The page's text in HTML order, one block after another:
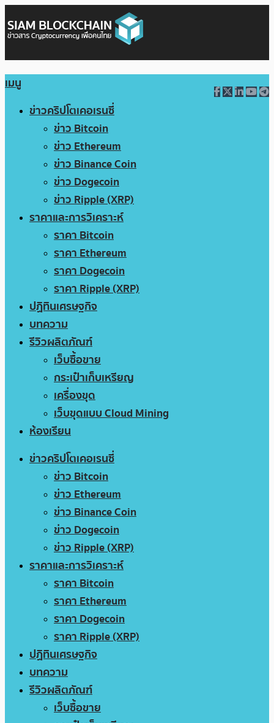
เมนู
ข่าวคริปโตเคอเรนซี่
ข่าว Bitcoin
ข่าว Ethereum
ข่าว Binance Coin
ข่าว Dogecoin
ข่าว Ripple (XRP)
ราคาและการวิเคราะห์
ราคา Bitcoin
ราคา Ethereum
ราคา Dogecoin
ราคา Ripple (XRP)
ปฏิทินเศรษฐกิจ
บทความ
รีวิวผลิตภัณฑ์
เว็บซื้อขาย
กระเป๋าเก็บเหรียญ
เครื่องขุด
เว็บขุดแบบ Cloud Mining
ห้องเรียน
ข่าวคริปโตเคอเรนซี่
ข่าว Bitcoin
ข่าว Ethereum
ข่าว Binance Coin
ข่าว Dogecoin
ข่าว Ripple (XRP)
ราคาและการวิเคราะห์
ราคา Bitcoin
ราคา Ethereum
ราคา Dogecoin
ราคา Ripple (XRP)
ปฏิทินเศรษฐกิจ
บทความ
รีวิวผลิตภัณฑ์
เว็บซื้อขาย